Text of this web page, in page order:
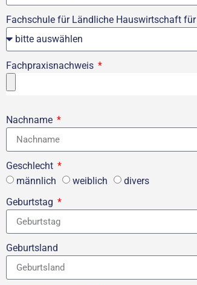
Fachschule für Ländliche Hauswirtschaft für
Fachpraxisnachweis
Nachname
Geschlecht
männlich
weiblich divers
Geburtstag
Geburtsland